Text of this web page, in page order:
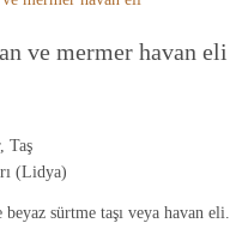
ve mermer havan eli
Taş
(Lidya)
beyaz sürtme taşı veya havan eli.